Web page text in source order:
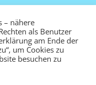
– nähere
als Benutzer
am Ende der
um Cookies zu
besuchen zu